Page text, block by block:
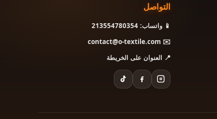
التواصل
📱 واتساب: 213554780354
✉️ contact@o-textile.com
📍 العنوان على الخريطة